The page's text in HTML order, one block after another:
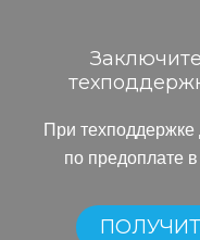
При
по предоплате